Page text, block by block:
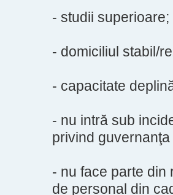
- studii superioare;
- domiciliul stabil/
- capacitate
- nu intră sub
privind
- nu face parte din
de personal din